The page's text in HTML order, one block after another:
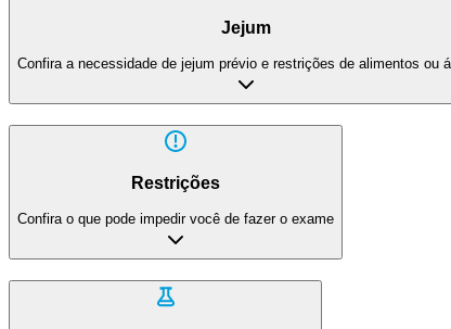
Jejum
Confira a necessidade de jejum prévio e restrições de alimentos ou
Restrições
Confira o que pode impedir você de fazer o exame